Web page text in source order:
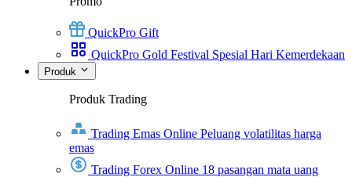
QuickPro Gift
QuickPro Gold Festival Spesial Hari Kemerdekaan
Produk
Produk Trading
Trading Emas Online Peluang volatilitas harga
emas
Trading Forex Online 18 pasangan mata uang